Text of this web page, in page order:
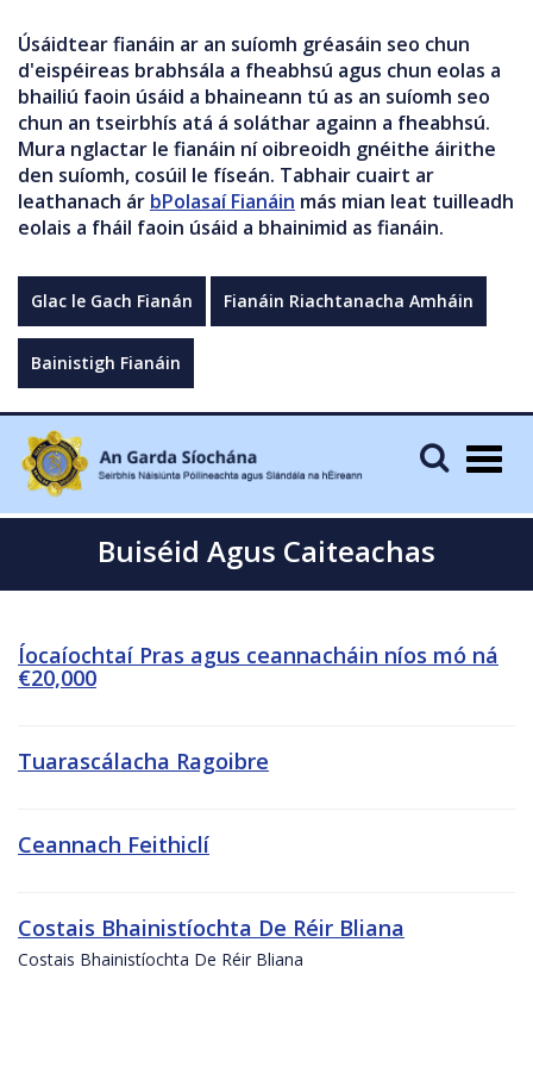
Úsáidtear fianáin ar an suíomh gréasáin seo chun
d'eispéireas brabhsála a fheabhsú agus chun eolas a
bhailiú faoin úsáid a bhaineann tú as an suíomh seo
chun an tseirbhís atá á soláthar againn a fheabhsú.
Mura nglactar le fianáin ní oibreoidh gnéithe áirithe
den suíomh, cosúil le físeán. Tabhair cuairt ar
leathanach ár bPolasaí Fianáin más mian leat tuilleadh
eolais a fháil faoin úsáid a bhainimid as fianáin.
Glac le Gach Fianán Fianáin Riachtanacha Amháin
Bainistigh Fianáin
Buiséid Agus Caiteachas
Íocaíochtaí Pras agus ceannacháin níos mó ná
€20,000
Tuarascálacha Ragoibre
Ceannach Feithiclí
Costais Bhainistíochta De Réir Bliana
Costais Bhainistíochta De Réir Bliana